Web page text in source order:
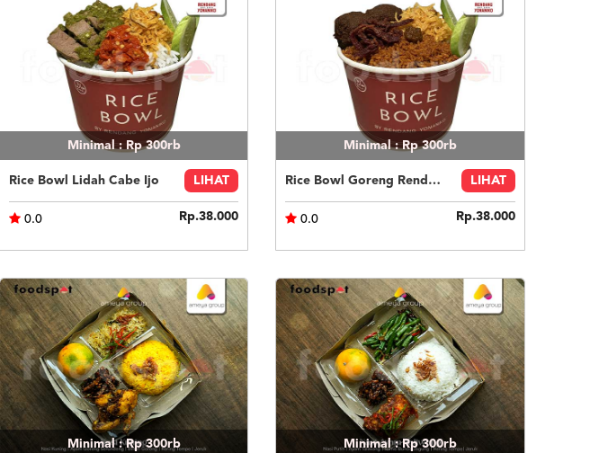
Minimal : Rp 300rb
Rice Bowl Lidah Cabe Ijo LIHAT
0.0 Rp.38.000
Minimal : Rp 300rb
Rice Bowl Goreng Rendang LIHAT
0.0 Rp.38.000
Minimal : Rp 300rb Minimal : Rp 300rb